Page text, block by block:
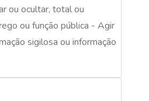
ou ocultar, total ou
ou função pública - Agir
sigilosa ou informação